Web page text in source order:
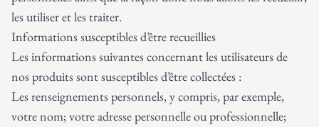
les utiliser et les traiter.
Informations susceptibles d’être recueillies
Les informations suivantes concernant les utilisateurs de
nos produits sont susceptibles d’être collectées :
Les renseignements personnels, y compris, par exemple,
votre nom; votre adresse personnelle ou professionnelle;